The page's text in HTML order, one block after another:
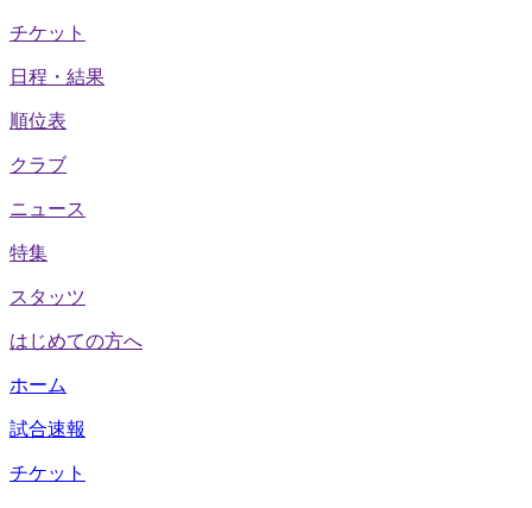
チケット
日程・結果
順位表
クラブ
ニュース
特集
スタッツ
はじめての方へ
ホーム
試合速報
チケット